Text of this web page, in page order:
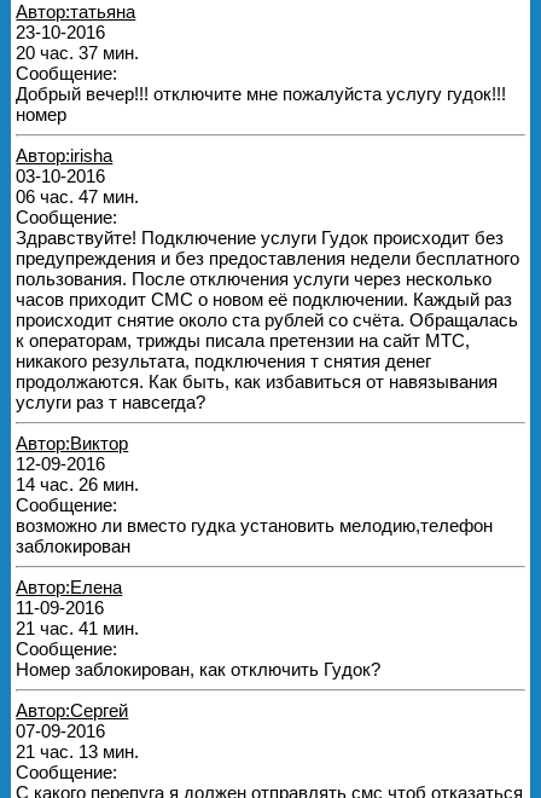
Автор:татьяна
23-10-2016
20 час. 37 мин.
Сообщение:
Добрый вечер!!! отключите мне пожалуйста услугу гудок!!!
номер
Автор:irisha
03-10-2016
06 час. 47 мин.
Сообщение:
Здравствуйте! Подключение услуги Гудок происходит без
предупреждения и без предоставления недели бесплатного
пользования. После отключения услуги через несколько
часов приходит СМС о новом её подключении. Каждый раз
происходит снятие около ста рублей со счёта. Обращалась
к операторам, трижды писала претензии на сайт МТС,
никакого результата, подключения т снятия денег
продолжаются. Как быть, как избавиться от навязывания
услуги раз т навсегда?
Автор:Виктор
12-09-2016
14 час. 26 мин.
Сообщение:
возможно ли вместо гудка установить мелодию,телефон
заблокирован
Автор:Елена
11-09-2016
21 час. 41 мин.
Сообщение:
Номер заблокирован, как отключить Гудок?
Автор:Сергей
07-09-2016
21 час. 13 мин.
Сообщение:
С какого перепуга я должен отправлять смс чтоб отказаться